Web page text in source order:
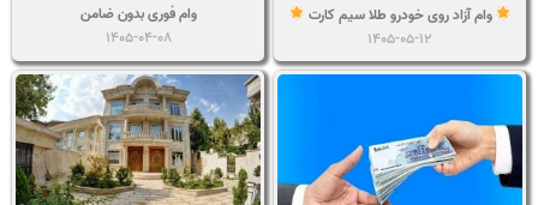
وام آزاد روی خودرو طلا سیم کارت
1405-05-12
وام فوری بدون ضامن
1405-04-08